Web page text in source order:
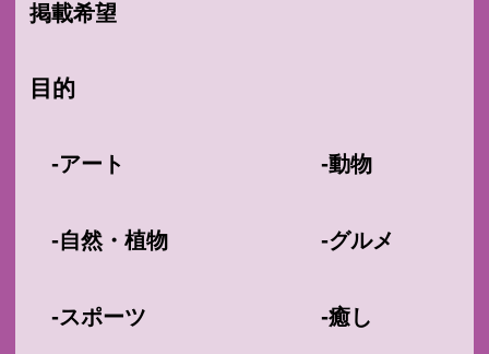
掲載希望
目的
-アート
-自然・植物
-スポーツ
-動物
-グルメ
-癒し